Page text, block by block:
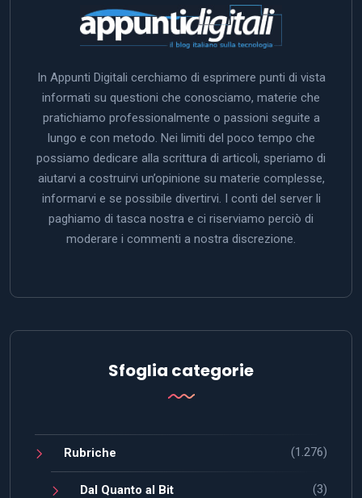
In Appunti Digitali cerchiamo di esprimere punti di vista
informati su questioni che conosciamo, materie che
pratichiamo professionalmente o passioni seguite a
lungo e con metodo. Nei limiti del poco tempo che
possiamo dedicare alla scrittura di articoli, speriamo di
aiutarvi a costruirvi un’opinione su materie complesse,
informarvi e se possibile divertirvi. I conti del server li
paghiamo di tasca nostra e ci riserviamo perciò di
moderare i commenti a nostra discrezione.
Sfoglia categorie
Rubriche (1.276)
Dal Quanto al Bit (3)